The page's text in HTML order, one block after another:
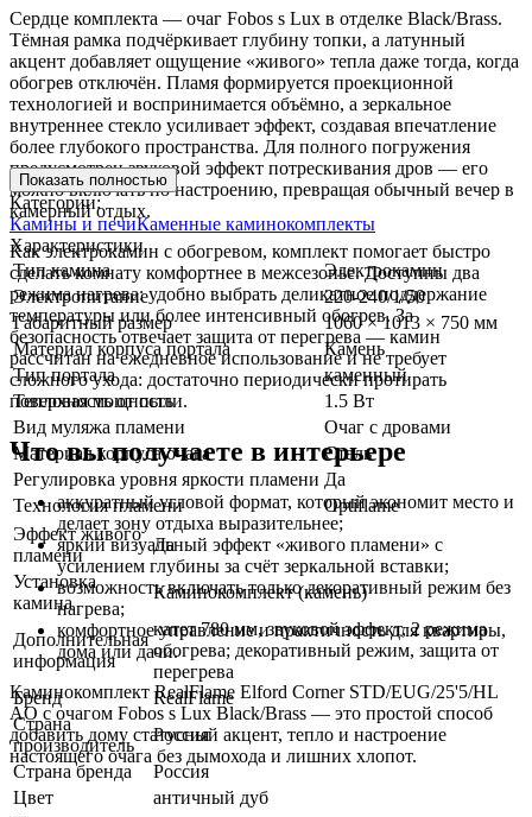
Сердце комплекта — очаг Fobos s Lux в отделке Black/Brass.
Тёмная рамка подчёркивает глубину топки, а латунный
акцент добавляет ощущение «живого» тепла даже тогда, когда
обогрев отключён. Пламя формируется проекционной
технологией и воспринимается объёмно, а зеркальное
внутреннее стекло усиливает эффект, создавая впечатление
более глубокого пространства. Для полного погружения
предусмотрен звуковой эффект потрескивания дров — его
можно включать по настроению, превращая обычный вечер в
камерный отдых.
Как электрокамин с обогревом, комплект помогает быстро
сделать комнату комфортнее в межсезонье. Доступны два
режима нагрева: удобно выбрать деликатное поддержание
температуры или более интенсивный обогрев. За
безопасность отвечает защита от перегрева — камин
рассчитан на ежедневное использование и не требует
сложного ухода: достаточно периодически протирать
поверхность от пыли.
Что вы получаете в интерьере
аккуратный угловой формат, который экономит место и
делает зону отдыха выразительнее;
яркий визуальный эффект «живого пламени» с
усилением глубины за счёт зеркальной вставки;
возможность включать только декоративный режим без
нагрева;
комфортное управление и практичность для квартиры,
дома или дачи.
Каминокомплект RealFlame Elford Corner STD/EUG/25'5/HL
AO с очагом Fobos s Lux Black/Brass — это простой способ
добавить дому статусный акцент, тепло и настроение
настоящего очага без дымохода и лишних хлопот.
Показать полностью
Категории:
Камины и печиКаменные каминокомплекты
Характеристики
Тип камина
Электрокамин
Электропитание
220-240/1/50
Габаритный размер
1060 × 1013 × 750 мм
Материал корпуса портала
Камень
Тип портала
каменный
Тепловая мощность
1.5 Вт
Вид муляжа пламени
Очаг с дровами
Материал корпуса очага
Сталь
Регулировка уровня яркости пламени Да
Технология пламени
Optiflame
Эффект живого
пламени
Да
Установка
камина
Каминокомплект (камень)
Дополнительная
информация
катет 780 мм, звуковой эффект, 2 режима
обогрева; декоративный режим, защита от
перегрева
Бренд
RealFlame
Страна
производитель
Россия
Страна бренда
Россия
Цвет
античный дуб